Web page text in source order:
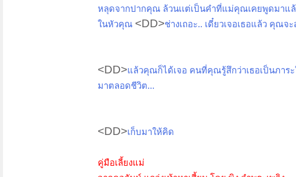
หลุดจากปากคุณ ล้วนเเต่เป็นคำที่แม่คุณเคยพูดมาแ
ในหัวคุณ <DD>ช่างเถอะ.. เดี๋ยวเจอเธอแล้ว คุณ
<DD>แล้วคุณก็ได้เจอ คนที่คุณรู้สึกว่าเธอเป็นภาร
มาตลอดชีวิต...
<DD>เก็บมาให้คิด
คู่มือเลี้ยงแม่